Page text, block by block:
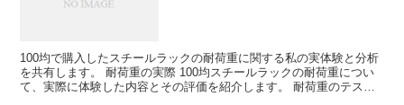
100均で購入したスチールラックの耐荷重に関する私の実体験と分析
を共有します。 耐荷重の実際 100均スチールラックの耐荷重につい
て、実際に体験した内容とその評価を紹介します。 耐荷重のテスト